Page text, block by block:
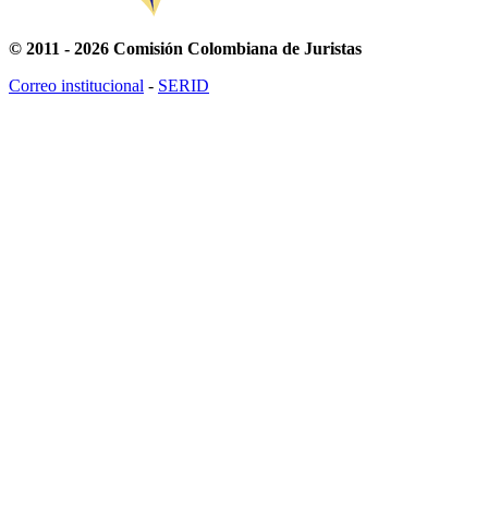
© 2011 - 2026 Comisión Colombiana de Juristas
Correo institucional - SERID